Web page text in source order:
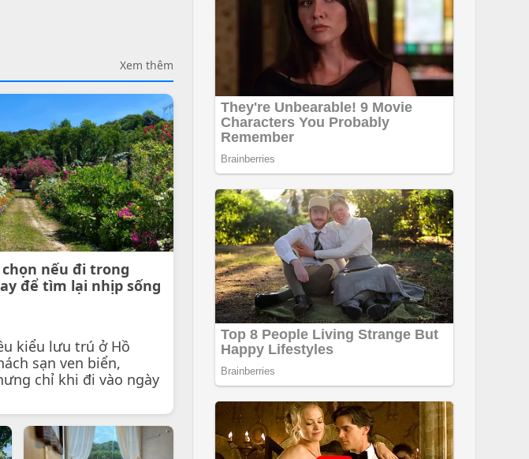
Xem thêm
nếu đi trong
để tìm lại nhịp sống
kiểu lưu trú ở Hồ
sạn ven biển,
chỉ khi đi vào ngày